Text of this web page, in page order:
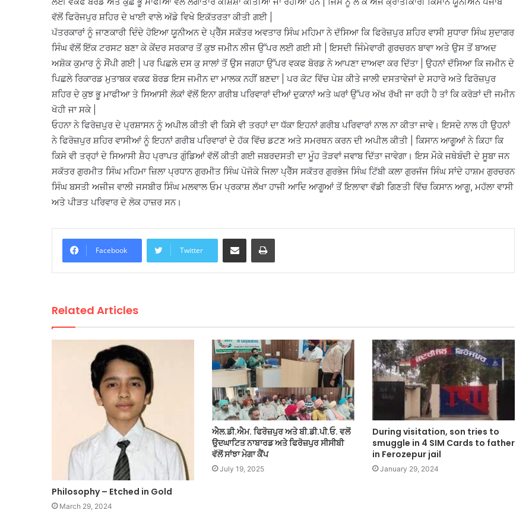
ਵੱਲੋਂ ਫਿਰੋਜਪੁਰ ਸ਼ਹਿਰ ਦੇ ਖਾਈ ਵਾਲੇ ਅੱਡੇ ਵਿਖੇ ਇਕੱਤਰਤਾ ਕੀਤੀ ਗਈ |
ਪੱਤਰਕਾਰਾਂ ਨੂੰ ਜਾਣਕਾਰੀ ਦਿੰਦੇ ਹੋਇਆ ਯੂਨੀਅਨ ਦੇ ਪ੍ਰੈੱਸ ਸਕੱਤਰ ਅਵਤਾਰ ਸਿੰਘ ਮਹਿਮਾ ਨੇ ਦੱਸਿਆ ਕਿ ਫਿਰੋਜ਼ਪੁਰ ਸ਼ਹਿਰ ਵਾਸੀ ਸੁਧਾਰਾ ਸਿੰਘ ਸੁਦਾਗਰ
ਸਿੰਘ ਵੱਲੋਂ ਇੱਕ ਟਰਸਟ ਬਣਾ ਕੇ ਕੇਂਦਰ ਸਰਕਾਰ ਤੋਂ ਕੁਝ ਜਮੀਨ ਲੀਜ ਉੱਪਰ ਲਈ ਗਈ ਸੀ | ਇਸਦੀ ਜਿੰਮੇਵਾਰੀ ਗੁਰਚਰਨ ਬਾਵਾ ਅਤੇ ਉਸ ਤੋਂ ਬਾਅਦ
ਅਸ਼ੋਕ ਕੁਮਾਰ ਨੂੰ ਸੌਂਪੀ ਗਈ | ਪਰ ਪਿਛਲੇ ਦਸ ਕੁ ਸਾਲਾਂ ਤੋਂ ਉਸ ਜਗਹਾ ਉੱਪਰ ਵਕਫ ਬੋਰਡ ਨੇ ਆਪਣਾ ਦਾਅਵਾ ਕਰ ਦਿੱਤਾ | ਉਹਨਾਂ ਦੱਸਿਆ ਕਿ ਜਮੀਨ ਦੇ
ਪਿਛਲੇ ਰਿਕਾਰਡ ਮੁਤਾਬਕ ਵਕਫ ਬੋਰਡ ਇਸ ਜਮੀਨ ਦਾ ਮਾਲਕ ਨਹੀਂ ਬਣਦਾ | ਪਰ ਕੋਟ ਵਿੱਚ ਪੇਸ਼ ਕੀਤੇ ਜਾਲੀ ਦਸਤਾਵੇਜਾਂ ਦੇ ਸਹਾਰੇ ਅਤੇ ਫਿਰੋਜ਼ਪੁਰ
ਸ਼ਹਿਰ ਦੇ ਕੁਝ ਭੂ ਮਾਫੀਆ ਤੇ ਸਿਆਸੀ ਲੋਕਾਂ ਵੱਲੋਂ ਇਨਾ ਗਰੀਬ ਪਰਿਵਾਰਾਂ ਦੀਆਂ ਦੁਕਾਨਾਂ ਅਤੇ ਘਰਾਂ ਉੱਪਰ ਅੱਖ ਰੱਖੀ ਜਾ ਰਹੀ ਹੈ ਤਾਂ ਕਿ ਕਰੋੜਾਂ ਦੀ ਜਮੀਨ
ਖੋਹੀ ਜਾ ਸਕੇ |
ਓਹਨਾ ਨੇ ਫਿਰੋਜ਼ਪੁਰ ਦੇ ਪ੍ਰਸ਼ਾਸਨ ਨੂੰ ਅਪੀਲ ਕੀਤੀ ਵੀ ਕਿਸੇ ਵੀ ਤਰਹਾਂ ਦਾ ਧੱਕਾ ਇਹਨਾਂ ਗਰੀਬ ਪਰਿਵਾਰਾਂ ਨਾਲ ਨਾ ਕੀਤਾ ਜਾਵੇ। ਇਸਦੇ ਨਾਲ ਹੀ ਉਹਨਾਂ
ਨੇ ਫਿਰੋਜ਼ਪੁਰ ਸ਼ਹਿਰ ਵਾਸੀਆਂ ਨੂੰ ਇਹਨਾਂ ਗਰੀਬ ਪਰਿਵਾਰਾਂ ਦੇ ਹੱਕ ਵਿੱਚ ਡਟਣ ਅਤੇ ਸਮਰਥਨ ਕਰਨ ਦੀ ਅਪੀਲ ਕੀਤੀ | ਕਿਸਾਨ ਆਗੂਆਂ ਨੇ ਕਿਹਾ ਕਿ
ਕਿਸੇ ਵੀ ਤਰ੍ਹਾਂ ਦੇ ਸਿਆਸੀ ਸ਼ੈਹ ਪ੍ਰਾਪਤ ਗੁੰਡਿਆਂ ਵੱਲੋਂ ਕੀਤੀ ਗਈ ਜਬਰਦਸਤੀ ਦਾ ਮੂੰਹ ਤੋੜਵਾਂ ਜਵਾਬ ਦਿੱਤਾ ਜਾਵੇਗਾ। ਇਸ ਮੌਕੇ ਜਥੇਬੰਦੀ ਦੇ ਸੂਬਾ ਜਨ
ਸਕੱਤਰ ਗੁਰਮੀਤ ਸਿੰਘ ਮਹਿਮਾ ਜ਼ਿਲਾ ਪ੍ਰਧਾਨ ਗੁਰਮੀਤ ਸਿੰਘ ਪੋਜੋਕੇ ਜਿਲਾ ਪ੍ਰੈੱਸ ਸਕੱਤਰ ਗੁਰਭੇਜ ਸਿੰਘ ਟਿੱਬੀ ਕਲਾ ਗੁਰਜੱਜ ਸਿੰਘ ਸਾਂਦੇ ਹਾਸ਼ਮ ਗੁਰਚਰਨ
ਸਿੰਘ ਬਸਤੀ ਅਜੀਜ ਵਾਲੀ ਜਸਬੀਰ ਸਿੰਘ ਮਲਵਾਲ ਓਮ ਪ੍ਰਕਾਸ਼ ਲੱਖਾ ਹਾਜੀ ਆਦਿ ਆਗੂਆਂ ਤੋਂ ਇਲਾਵਾ ਵੱਡੀ ਗਿਣਤੀ ਵਿੱਚ ਕਿਸਾਨ ਆਗੂ, ਮਹੱਲਾ ਵਾਸੀ
ਅਤੇ ਪੀੜਤ ਪਰਿਵਾਰ ਦੇ ਲੋਕ ਹਾਜ਼ਰ ਸਨ।
Facebook Twitter
Share via Email Print
Related Articles
Philosophy – Etched in Gold
March 29, 2024
ਐਲ.ਡੀ.ਐਮ. ਫਿਰੋਜ਼ਪੁਰ ਅਤੇ ਬੀ.ਡੀ.ਪੀ.ਓ. ਵਲੋਂ
ਉਦਘਾਟਿਤ ਨਾਬਾਰਡ ਅਤੇ ਫਿਰੋਜ਼ਪੁਰ ਸੀਸੀਬੀ
ਵੱਲੋਂ ਸਾਂਝਾ ਮੇਗਾ ਕੈਂਪ
July 19, 2025
During visitation, son tries to
smuggle in 4 SIM Cards to father
in Ferozepur jail
January 29, 2024